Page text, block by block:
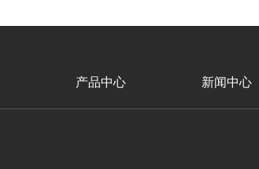
产品中心 新闻中心